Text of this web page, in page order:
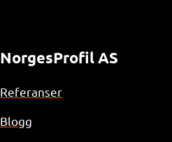
NorgesProfil AS
Referanser
Blogg